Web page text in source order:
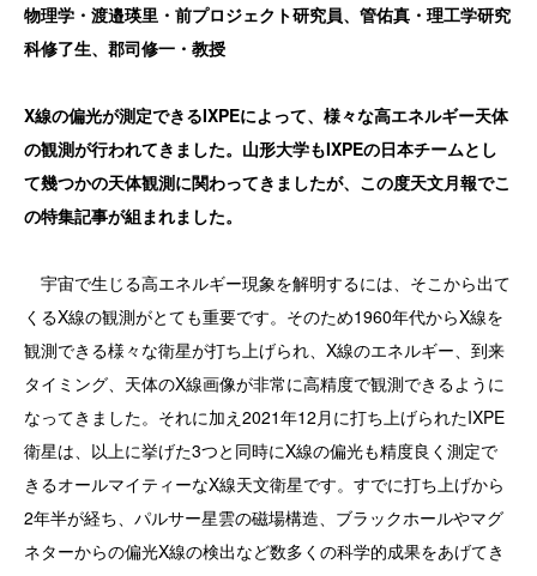
物理学・渡邉瑛里・前プロジェクト研究員、管佑真・理工学研究
科修了生、郡司修一・教授
X線の偏光が測定できるIXPEによって、様々な高エネルギー天体
の観測が行われてきました。山形大学もIXPEの日本チームとし
て幾つかの天体観測に関わってきましたが、この度天文月報でこ
の特集記事が組まれました。
宇宙で生じる高エネルギー現象を解明するには、そこから出て
くるX線の観測がとても重要です。そのため1960年代からX線を
観測できる様々な衛星が打ち上げられ、X線のエネルギー、到来
タイミング、天体のX線画像が非常に高精度で観測できるように
なってきました。それに加え2021年12月に打ち上げられたIXPE
衛星は、以上に挙げた3つと同時にX線の偏光も精度良く測定で
きるオールマイティーなX線天文衛星です。すでに打ち上げから
2年半が経ち、パルサー星雲の磁場構造、ブラックホールやマグ
ネターからの偏光X線の検出など数多くの科学的成果をあげてき